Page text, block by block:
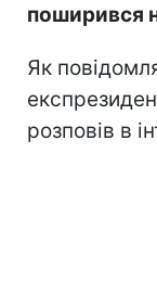
поширився
Як
розповів в